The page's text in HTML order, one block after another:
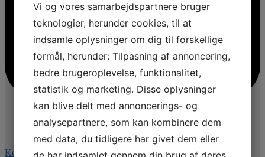
Kommentér på Facebook
Vi og vores samarbejdspartnere bruger
teknologier, herunder cookies, til at
indsamle oplysninger om dig til forskellige
formål, herunder: Tilpasning af annoncering,
bedre brugeroplevelse, funktionalitet,
statistik og marketing. Disse oplysninger
kan blive delt med annoncerings- og
analysepartnere, som kan kombinere dem
med data, du tidligere har givet dem eller